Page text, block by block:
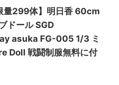
量299体】明日香 60cm
ドール SGD
asuka FG-005 1/3 ミ
Doll 戦闘制服無料に付